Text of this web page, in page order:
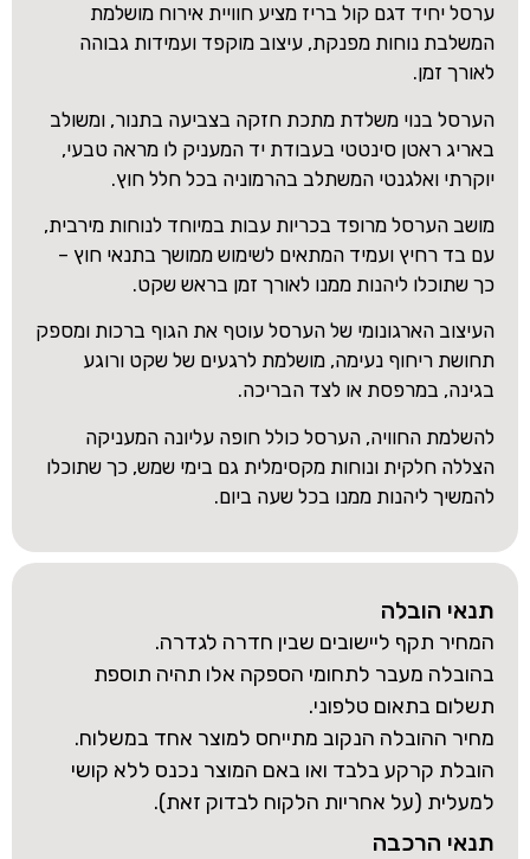
ערסל יחיד דגם קול בריז מציע חוויית אירוח מושלמת
המשלבת נוחות מפנקת, עיצוב מוקפד ועמידות גבוהה
לאורך זמן.
הערסל בנוי משלדת מתכת חזקה בצביעה בתנור, ומשולב
באריג ראטן סינטטי בעבודת יד המעניק לו מראה טבעי,
יוקרתי ואלגנטי המשתלב בהרמוניה בכל חלל חוץ.
מושב הערסל מרופד בכריות עבות במיוחד לנוחות מירבית,
עם בד רחיץ ועמיד המתאים לשימוש ממושך בתנאי חוץ –
כך שתוכלו ליהנות ממנו לאורך זמן בראש שקט.
העיצוב הארגונומי של הערסל עוטף את הגוף ברכות ומספק
תחושת ריחוף נעימה, מושלמת לרגעים של שקט ורוגע
בגינה, במרפסת או לצד הבריכה.
להשלמת החוויה, הערסל כולל חופה עליונה המעניקה
הצללה חלקית ונוחות מקסימלית גם בימי שמש, כך שתוכלו
להמשיך ליהנות ממנו בכל שעה ביום.
תנאי הובלה
המחיר תקף ליישובים שבין חדרה לגדרה.
בהובלה מעבר לתחומי הספקה אלו תהיה תוספת
תשלום בתאום טלפוני.
מחיר ההובלה הנקוב מתייחס למוצר אחד במשלוח.
הובלת קרקע בלבד ואו באם המוצר נכנס ללא קושי
למעלית (על אחריות הלקוח לבדוק זאת).
תנאי הרכבה